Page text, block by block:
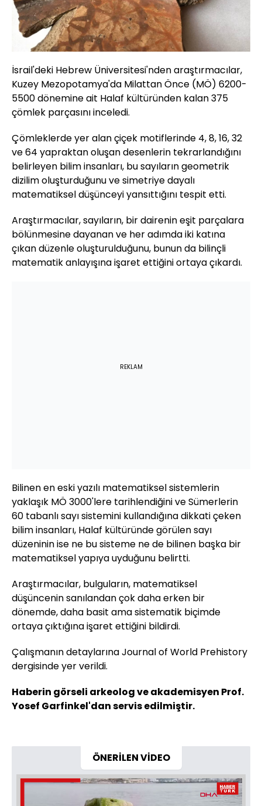
İsrail'deki Hebrew Üniversitesi'nden araştırmacılar,
Kuzey Mezopotamya'da Milattan Önce (MÖ) 6200-
5500 dönemine ait Halaf kültüründen kalan 375
çömlek parçasını inceledi.
Çömleklerde yer alan çiçek motiflerinde 4, 8, 16, 32
ve 64 yapraktan oluşan desenlerin tekrarlandığını
belirleyen bilim insanları, bu sayıların geometrik
dizilim oluşturduğunu ve simetriye dayalı
matematiksel düşünceyi yansıttığını tespit etti.
Araştırmacılar, sayıların, bir dairenin eşit parçalara
bölünmesine dayanan ve her adımda iki katına
çıkan düzenle oluşturulduğunu, bunun da bilinçli
matematik anlayışına işaret ettiğini ortaya çıkardı.
REKLAM
Bilinen en eski yazılı matematiksel sistemlerin
yaklaşık MÖ 3000'lere tarihlendiğini ve Sümerlerin
60 tabanlı sayı sistemini kullandığına dikkati çeken
bilim insanları, Halaf kültüründe görülen sayı
düzeninin ise ne bu sisteme ne de bilinen başka bir
matematiksel yapıya uyduğunu belirtti.
Araştırmacılar, bulguların, matematiksel
düşüncenin sanılandan çok daha erken bir
dönemde, daha basit ama sistematik biçimde
ortaya çıktığına işaret ettiğini bildirdi.
Çalışmanın detaylarına Journal of World Prehistory
dergisinde yer verildi.
Haberin görseli arkeolog ve akademisyen Prof.
Yosef Garfinkel'dan servis edilmiştir.
ÖNERİLEN VİDEO